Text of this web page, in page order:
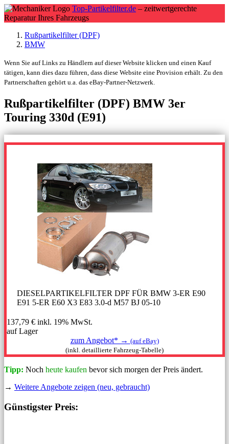
Top-Partikelfilter.de – zeitwertgerechte
Reparatur Ihres Fahrzeugs
Rußpartikelfilter (DPF)
BMW
Wenn Sie auf Links zu Händlern auf dieser Website klicken und einen Kauf
tätigen, kann dies dazu führen, dass diese Website eine Provision erhält. Zu den
Partnerschaften gehört u.a. das eBay-Partner-Netzwerk.
Rußpartikelfilter (DPF) BMW 3er
Touring 330d (E91)
DIESELPARTIKELFILTER DPF FÜR BMW 3-ER E90
E91 5-ER E60 X3 E83 3.0-d M57 BJ 05-10
137,79 € inkl. 19% MwSt.
auf Lager
zum Angebot* → (auf eBay)
(inkl. detaillierte Fahrzeug-Tabelle)
Tipp: Noch heute kaufen bevor sich morgen der Preis ändert.
→ Weitere Angebote zeigen (neu, gebraucht)
Günstigster Preis: